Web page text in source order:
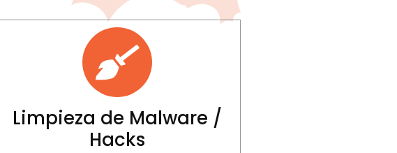
Limpieza de Malware /
Hacks